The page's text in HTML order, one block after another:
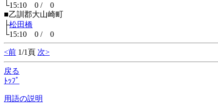
└15:10 0 / 0
■乙訓郡大山崎町
├松田橋
└15:10 0 / 0
<前 1/1頁 次>
戻る
ﾄｯﾌﾟ
用語の説明